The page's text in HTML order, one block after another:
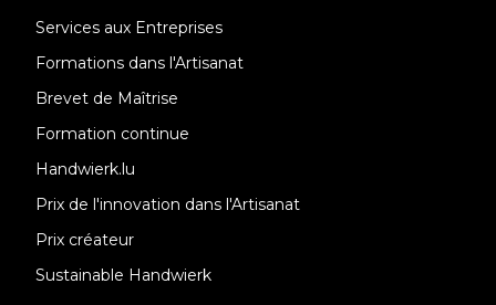
Services aux Entreprises
Formations dans l'Artisanat
Brevet de Maîtrise
Formation continue
Handwierk.lu
Prix de l'innovation dans l'Artisanat
Prix créateur
Sustainable Handwierk